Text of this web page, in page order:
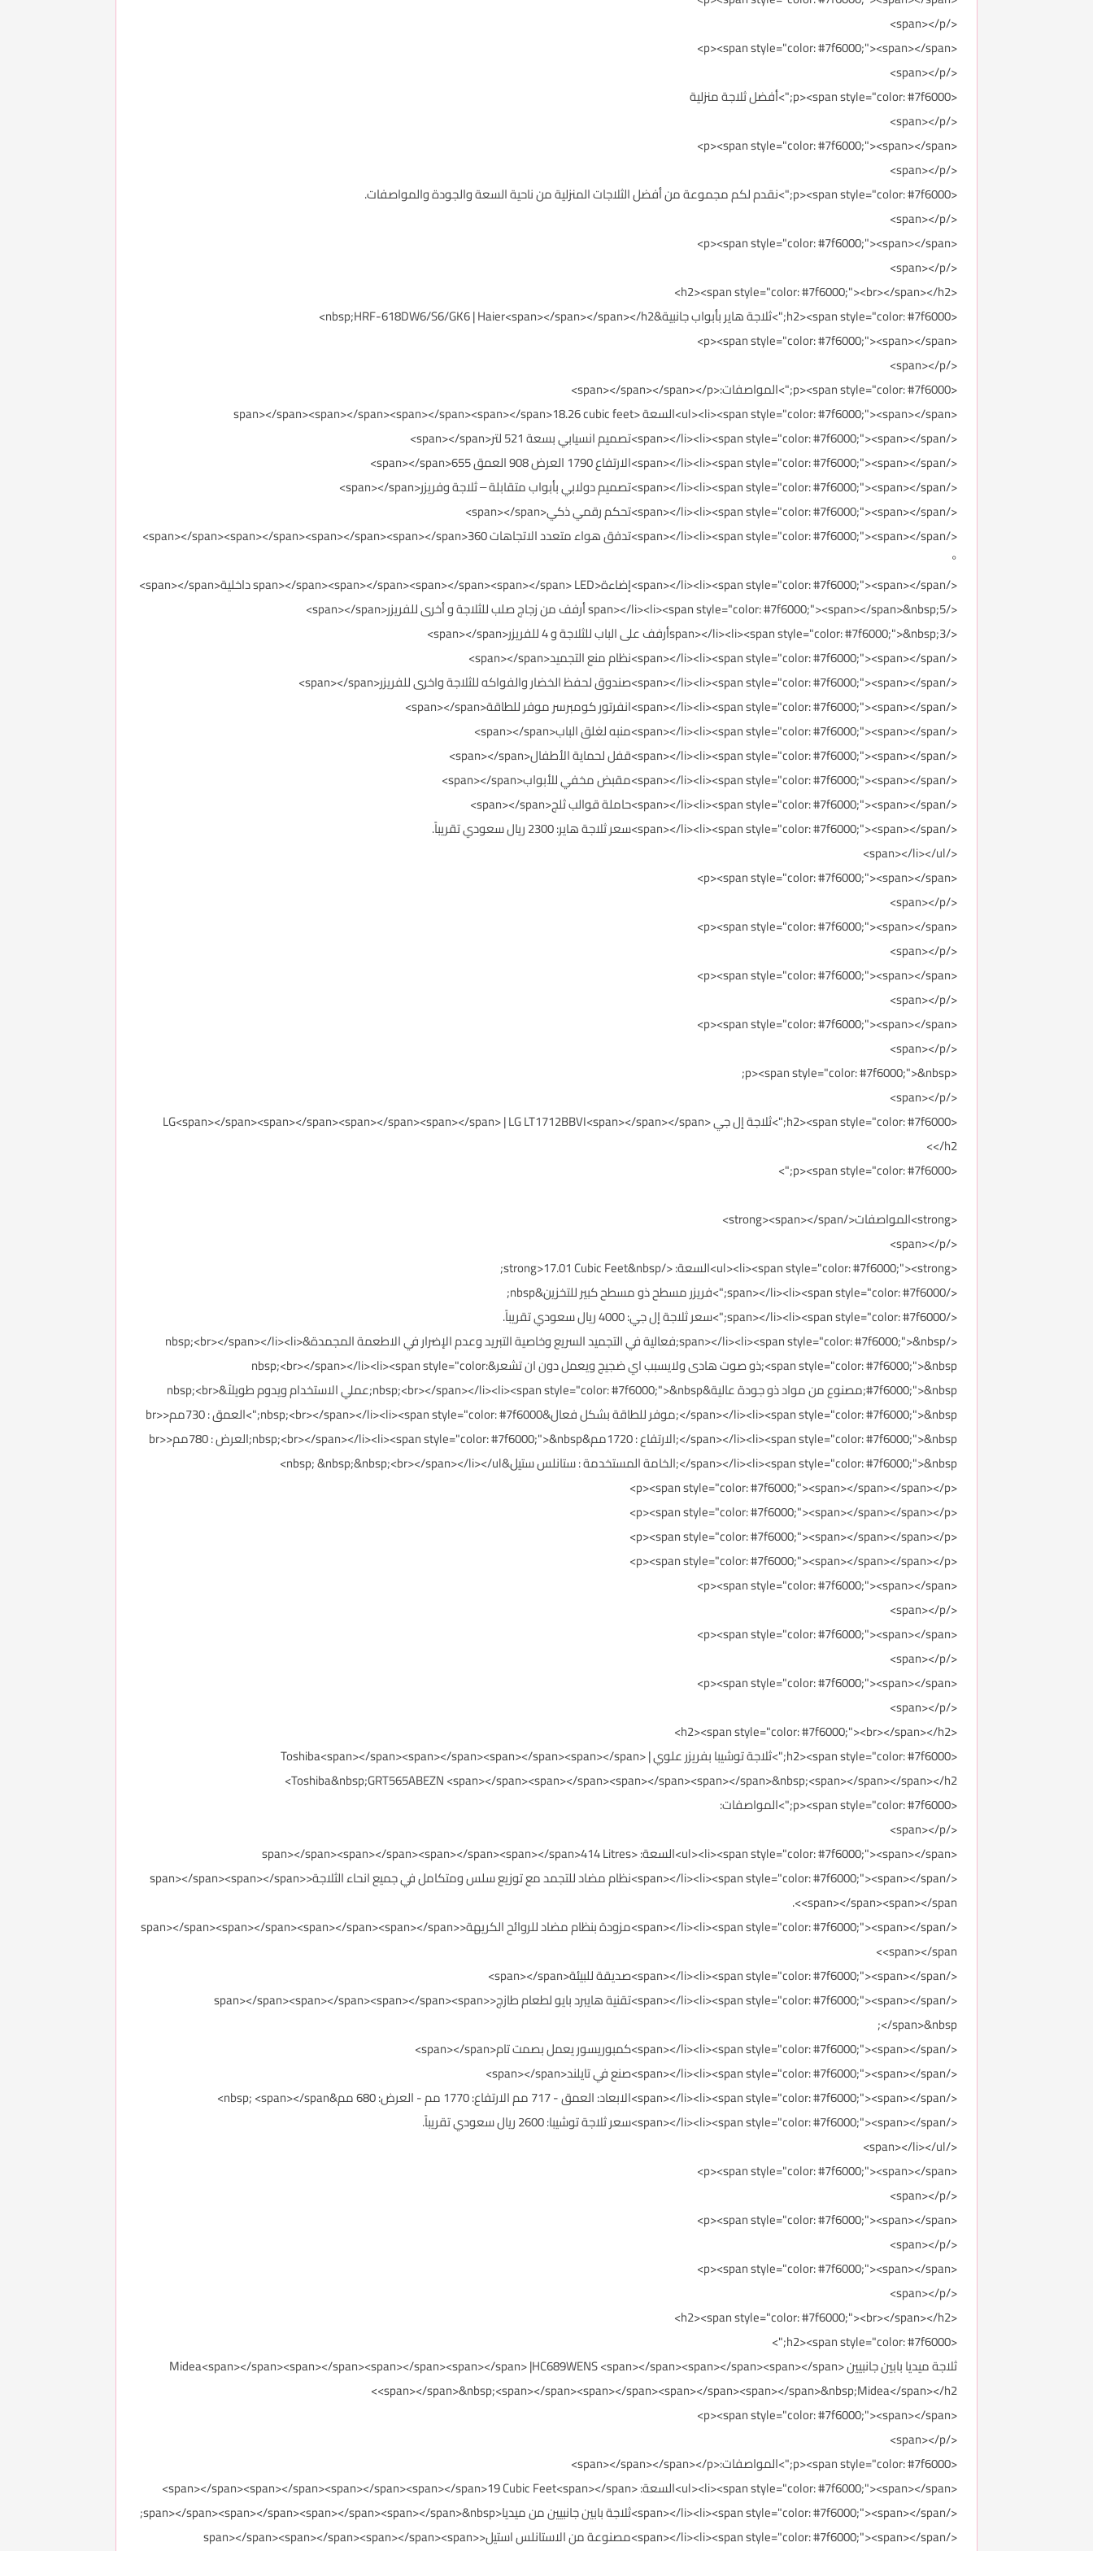
</span></p>
<p><span style="color: #7f6000;"><span></span>
</span></p>
<p><span style="color: #7f6000;">أفضل ثلاجة منزلية
</span></p>
<p><span style="color: #7f6000;"><span></span>
</span></p>
<p><span style="color: #7f6000;">نقدم لكم مجموعة من أفضل الثلاجات المنزلية من ناحية السعة والجودة والمواصفات.
</span></p>
<p><span style="color: #7f6000;"><span></span>
</span></p>
<h2><span style="color: #7f6000;"><br></span></h2>
<h2><span style="color: #7f6000;">ثلاجة هاير بأبواب جانبية&nbsp;HRF-618DW6/S6/GK6 | Haier<span></span></span></h2>
<p><span style="color: #7f6000;"><span></span>
</span></p>
<p><span style="color: #7f6000;">المواصفات:<span></span></span></p>
<ul><li><span style="color: #7f6000;"><span></span>السعة <span></span><span></span><span></span><span></span>18.26 cubic feet
</span></li><li><span style="color: #7f6000;"><span></span>تصميم انسيابي بسعة 521 لتر<span></span>
</span></li><li><span style="color: #7f6000;"><span></span>الارتفاع 1790 العرض 908 العمق 655<span></span>
</span></li><li><span style="color: #7f6000;"><span></span>تصميم دولابي بأبواب متقابلة – ثلاجة وفريزر<span></span>
</span></li><li><span style="color: #7f6000;"><span></span>تحكم رقمي ذكي<span></span>
</span></li><li><span style="color: #7f6000;"><span></span>تدفق هواء متعدد الاتجاهات 360<span></span><span></span><span></span><span></span>
°
</span></li><li><span style="color: #7f6000;"><span></span>إضاءة<span></span><span></span><span></span><span></span> LED داخلية<span></span>
</span></li><li><span style="color: #7f6000;"><span></span>&nbsp;5 أرفف من زجاج صلب للثلاجة و أخرى للفريزر<span></span>
</span></li><li><span style="color: #7f6000;">&nbsp;3أرفف على الباب للثلاجة و 4 للفريزر<span></span>
</span></li><li><span style="color: #7f6000;"><span></span>نظام منع التجميد<span></span>
</span></li><li><span style="color: #7f6000;"><span></span>صندوق لحفظ الخضار والفواكه للثلاجة واخرى للفريزر<span></span>
</span></li><li><span style="color: #7f6000;"><span></span>انفرتور كومبرسر موفر للطاقة<span></span>
</span></li><li><span style="color: #7f6000;"><span></span>منبه لغلق الباب<span></span>
</span></li><li><span style="color: #7f6000;"><span></span>قفل لحماية الأطفال<span></span>
</span></li><li><span style="color: #7f6000;"><span></span>مقبض مخفي للأبواب<span></span>
</span></li><li><span style="color: #7f6000;"><span></span>حاملة قوالب ثلج<span></span>
</span></li><li><span style="color: #7f6000;"><span></span>سعر ثلاجة هاير: 2300 ريال سعودي تقريباً.
</span></li></ul>
<p><span style="color: #7f6000;"><span></span>
</span></p>
<p><span style="color: #7f6000;"><span></span>
</span></p>
<p><span style="color: #7f6000;"><span></span>
</span></p>
<p><span style="color: #7f6000;"><span></span>
</span></p>
<p><span style="color: #7f6000;">&nbsp;
</span></p>
<h2><span style="color: #7f6000;">ثلاجة إل جي LG<span></span><span></span><span></span><span></span> | LG LT1712BBVI<span></span></span>
</h2>
<p><span style="color: #7f6000;">
<strong>المواصفات</strong><span></span>
</span></p>
<ul><li><span style="color: #7f6000;"><strong>السعة: </strong>17.01 Cubic Feet&nbsp;
</span></li><li><span style="color: #7f6000;">فريزر مسطح ذو مسطح كبير للتخزين&nbsp;
</span></li><li><span style="color: #7f6000;">سعر ثلاجة إل جي: 4000 ريال سعودي تقريباً.
</span></li><li><span style="color: #7f6000;">&nbsp;فعالية في التجميد السريع وخاصية التبريد وعدم الإضرار في الاطعمة المجمدة&nbsp;<br></span></li><li>
<span style="color: #7f6000;">&nbsp;ذو صوت هادى ولايسبب اي ضجيج ويعمل دون ان تشعر&nbsp;<br></span></li><li><span style="color:
#7f6000;">&nbsp;مصنوع من مواد ذو جودة عالية&nbsp;<br></span></li><li><span style="color: #7f6000;">&nbsp;عملي الاستخدام ويدوم طويلاً&nbsp;<br>
</span></li><li><span style="color: #7f6000;">&nbsp;موفر للطاقة بشكل فعال&nbsp;<br></span></li><li><span style="color: #7f6000;">العمق : 730مم<br>
</span></li><li><span style="color: #7f6000;">&nbsp;الارتفاع : 1720مم&nbsp;<br></span></li><li><span style="color: #7f6000;">&nbsp;العرض : 780مم<br>
</span></li><li><span style="color: #7f6000;">&nbsp;الخامة المستخدمة : ستانلس ستيل&nbsp; &nbsp;&nbsp;<br></span></li></ul>
<p><span style="color: #7f6000;"><span></span></span></p>
<p><span style="color: #7f6000;"><span></span></span></p>
<p><span style="color: #7f6000;"><span></span></span></p>
<p><span style="color: #7f6000;"><span></span></span></p>
<p><span style="color: #7f6000;"><span></span>
</span></p>
<p><span style="color: #7f6000;"><span></span>
</span></p>
<p><span style="color: #7f6000;"><span></span>
</span></p>
<h2><span style="color: #7f6000;"><br></span></h2>
<h2><span style="color: #7f6000;">ثلاجة توشيبا بفريزر علوي Toshiba<span></span><span></span><span></span><span></span> |
Toshiba&nbsp;GRT565ABEZN <span></span><span></span><span></span><span></span>&nbsp;<span></span></span></h2>
<p><span style="color: #7f6000;">المواصفات:
</span></p>
<ul><li><span style="color: #7f6000;"><span></span>السعة: <span></span><span></span><span></span><span></span>414 Litres
</span></li><li><span style="color: #7f6000;"><span></span>نظام مضاد للتجمد مع توزيع سلس ومتكامل في جميع انحاء الثلاجة<span></span><span></span>
<span></span><span></span>.
</span></li><li><span style="color: #7f6000;"><span></span>مزودة بنظام مضاد للروائح الكريهة<span></span><span></span><span></span><span></span>
<span></span>
</span></li><li><span style="color: #7f6000;"><span></span>صديقة للبيئة<span></span>
</span></li><li><span style="color: #7f6000;"><span></span>تقنية هايبرد بايو لطعام طازج<span></span><span></span><span></span><span>
</span>&nbsp;
</span></li><li><span style="color: #7f6000;"><span></span>كمبوريسور يعمل بصمت تام<span></span>
</span></li><li><span style="color: #7f6000;"><span></span>صنع في تايلند<span></span>
</span></li><li><span style="color: #7f6000;"><span></span>الابعاد: العمق - 717 مم الارتفاع: 1770 مم - العرض: 680 مم&nbsp; <span></span>
</span></li><li><span style="color: #7f6000;"><span></span>سعر ثلاجة توشيبا: 2600 ريال سعودي تقريباً.
</span></li></ul>
<p><span style="color: #7f6000;"><span></span>
</span></p>
<p><span style="color: #7f6000;"><span></span>
</span></p>
<p><span style="color: #7f6000;"><span></span>
</span></p>
<h2><span style="color: #7f6000;"><br></span></h2>
<h2><span style="color: #7f6000;">
ثلاجة ميديا بابين جانبيين Midea<span></span><span></span><span></span><span></span> |HC689WENS <span></span><span></span><span></span>
<span></span>&nbsp;<span></span><span></span><span></span><span></span>&nbsp;Midea</span></h2>
<p><span style="color: #7f6000;"><span></span>
</span></p>
<p><span style="color: #7f6000;">المواصفات:<span></span></span></p>
<ul><li><span style="color: #7f6000;"><span></span>السعة: <span></span><span></span><span></span><span></span>19 Cubic Feet<span></span>
</span></li><li><span style="color: #7f6000;"><span></span>ثلاجة بابين جانبيين من ميديا<span></span><span></span><span></span><span></span>&nbsp;
</span></li><li><span style="color: #7f6000;"><span></span>مصنوعة من الاستانلس استيل<span></span><span></span><span></span><span>